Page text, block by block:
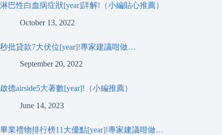
淋巴性白血病症狀[year]詳解!（小編貼心推薦）
October 13, 2022
秒批貸款7大伏位[year]!專家建議咁做…
September 20, 2022
啟德airside5大著數[year]!（小編推薦）
June 14, 2023
畢業禮物排行榜11大優點[year]!專家建議咁做…